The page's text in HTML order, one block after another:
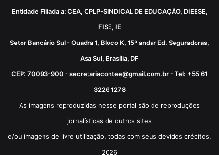
Entidade Filiada a: CEA, CPLP-SINDICAL DE EDUCAÇÃO, DIEESE,
FISE, IE
Setor Bancário Sul - Quadra 1, Bloco K, 15º andar Ed. Seguradoras,
Asa Sul, Brasília, DF
CEP: 70093-900 - secretariacontee@gmail.com.br - Tel: +55 61
3226 1278
As imagens reproduzidas nesse portal são de reproduções
jornalísticas de outros sites
e/ou imagens de livre utilização, todas com seus devidos créditos.
2026